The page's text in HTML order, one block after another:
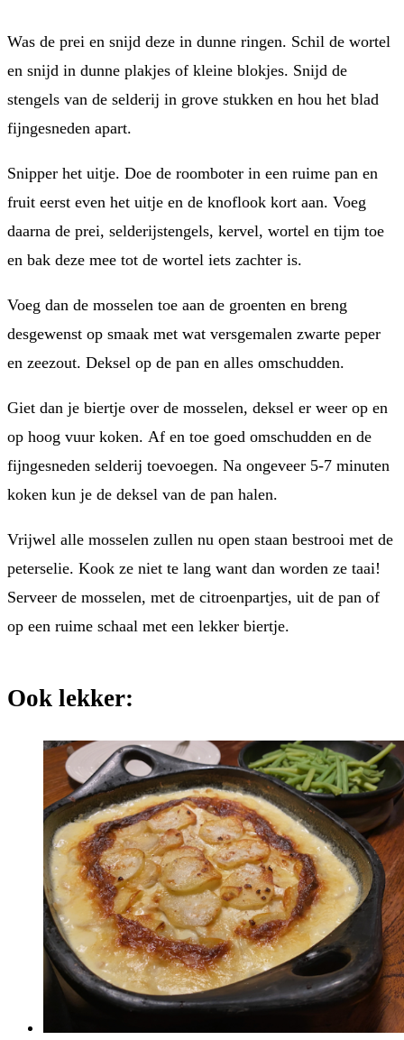
Was de prei en snijd deze in dunne ringen. Schil de wortel
en snijd in dunne plakjes of kleine blokjes. Snijd de
stengels van de selderij in grove stukken en hou het blad
fijngesneden apart.
Snipper het uitje. Doe de roomboter in een ruime pan en
fruit eerst even het uitje en de knoflook kort aan. Voeg
daarna de prei, selderijstengels, kervel, wortel en tijm toe
en bak deze mee tot de wortel iets zachter is.
Voeg dan de mosselen toe aan de groenten en breng
desgewenst op smaak met wat versgemalen zwarte peper
en zeezout. Deksel op de pan en alles omschudden.
Giet dan je biertje over de mosselen, deksel er weer op en
op hoog vuur koken. Af en toe goed omschudden en de
fijngesneden selderij toevoegen. Na ongeveer 5-7 minuten
koken kun je de deksel van de pan halen.
Vrijwel alle mosselen zullen nu open staan bestrooi met de
peterselie. Kook ze niet te lang want dan worden ze taai!
Serveer de mosselen, met de citroenpartjes, uit de pan of
op een ruime schaal met een lekker biertje.
Ook lekker: